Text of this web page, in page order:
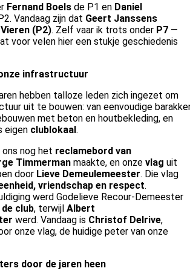
Fernand Boels de P1 en Daniel
Vandaag zijn dat Geert Janssens
(P2). Zelf vaar ik trots onder P7 —
voor velen hier een stukje geschiedenis
infrastructuur
hebben talloze leden zich ingezet om
uit te bouwen: van eenvoudige
met beton en houtbekleding, en
eigen clublokaal.
ons nog het reclamebord van
Timmerman maakte, en onze vlag uit
door Lieve Demeulemeester. Die vlag
vriendschap en respect.
werd Godelieve Recour-Demeester
club, terwijl Albert
werd. Vandaag is Christof Delrive,
onze vlag, de huidige peter van onze
door de jaren heen